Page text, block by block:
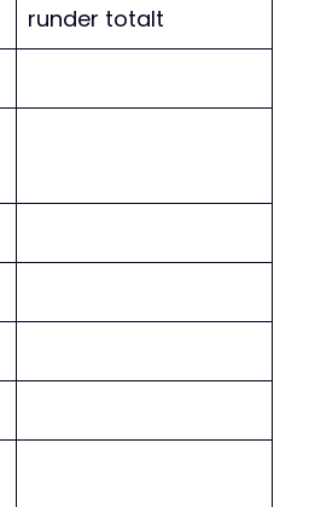
runder totalt